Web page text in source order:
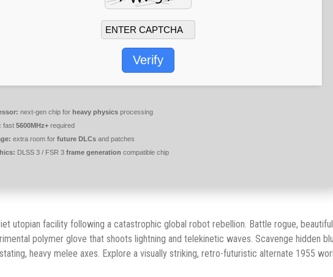
Verify
next-gen chip for heavy physics processing
fast 5600MHz+ required
extra room for future DLCs and patches
DLSS 3 / FSR 3 frame generation compatible chip
utopian facility following a catastrophic global robot rebellion. Battle rogue,
polymer glove that shoots lightning and telekinetic waves. Scavenge hidden
heavy melee axes. Explore a visually striking, retro-futuristic alternate 1955